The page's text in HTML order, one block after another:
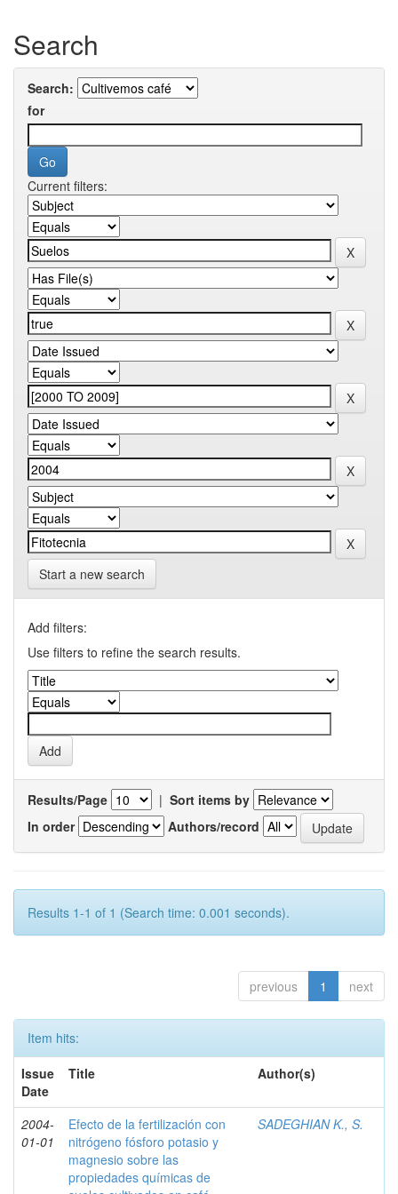
Search
Search:
for
Current filters:
Start a new search
Add filters:
Use filters to refine the search results.
Results/Page | Sort items by
In order
Authors/record
Results 1-1 of 1 (Search time: 0.001 seconds).
previous 1 next
Item hits:
Issue
Date
Title Author(s)
2004-
01-01
Efecto de la fertilización con
nitrógeno fósforo potasio y
magnesio sobre las
propiedades químicas de
SADEGHIAN K., S.